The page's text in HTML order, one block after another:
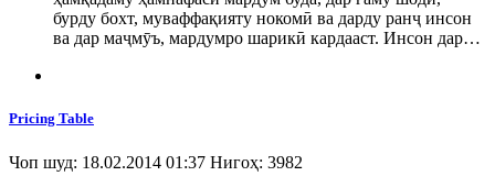
бурду бохт, муваффақияту нокомӣ ва дарду ранҷ инсон
ва дар маҷмӯъ, мардумро шарикӣ кардааст. Инсон дар…
Pricing Table
Чоп шуд: 18.02.2014 01:37 Нигоҳ: 3982